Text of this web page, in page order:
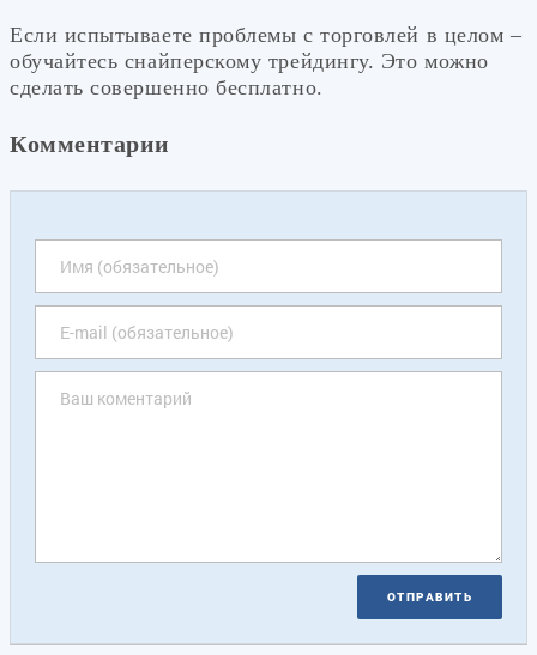
Если испытываете проблемы с торговлей в целом –
обучайтесь снайперскому трейдингу. Это можно
сделать совершенно бесплатно.
Комментарии
ОТПРАВИТЬ